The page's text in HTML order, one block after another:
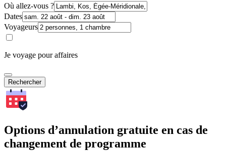
Où allez-vous ?
Dates
Voyageurs
Je voyage pour affaires
Rechercher
Options d’annulation gratuite en cas de
changement de programme